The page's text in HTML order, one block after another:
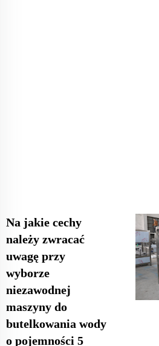
Na jakie cechy
należy zwracać
uwagę przy
wyborze
niezawodnej
maszyny do
butelkowania wody
o pojemności 5